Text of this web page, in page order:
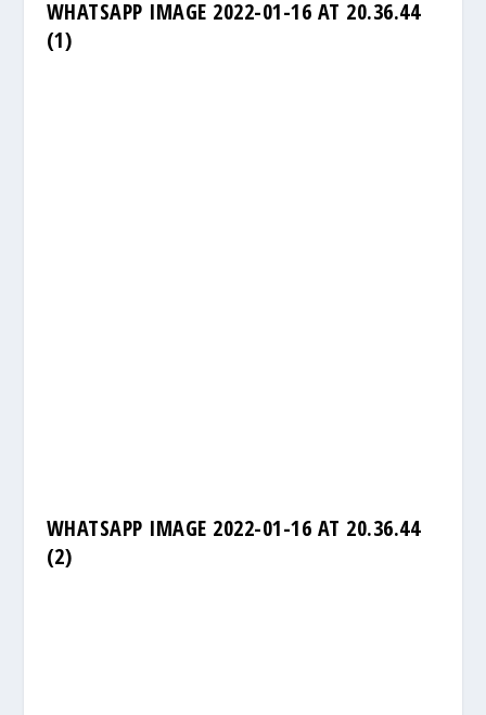
WHATSAPP IMAGE 2022-01-16 AT 20.36.44
(1)
WHATSAPP IMAGE 2022-01-16 AT 20.36.44
(2)